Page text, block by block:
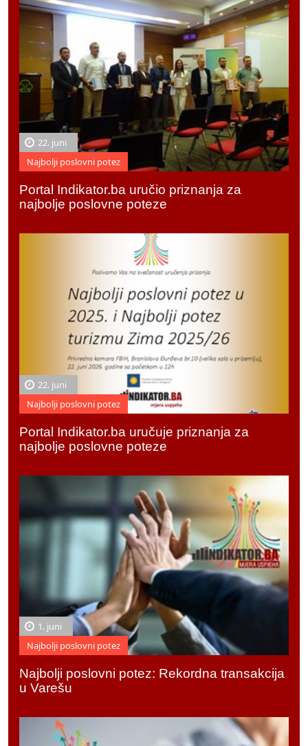
22. juni
Najbolji poslovni potez
Portal Indikator.ba uručio priznanja za
najbolje poslovne poteze
22. juni
Najbolji poslovni potez
Portal Indikator.ba uručuje priznanja za
najbolje poslovne poteze
1. juni
Najbolji poslovni potez
Najbolji poslovni potez: Rekordna transakcija
u Varešu